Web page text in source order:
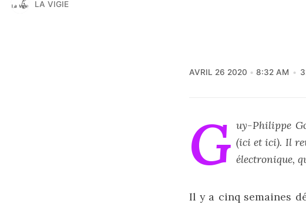
LA VIGIE
AVRIL 26 2020 8:32 AM
G uy-Philippe
(ici etici). Il
électronique,
Il y a cinq semaines